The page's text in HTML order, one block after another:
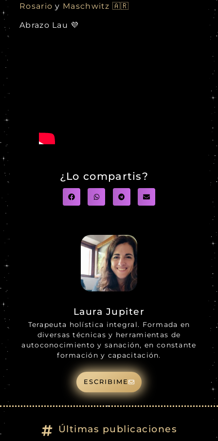
Rosario y Maschwitz 🇦🇷
Abrazo Lau 💜
¿Lo compartis?
Laura Jupiter
Terapeuta holística integral. Formada en
diversas técnicas y herramientas de
autoconocimiento y sanación, en constante
formación y capacitación.
ESCRIBIME
Últimas publicaciones